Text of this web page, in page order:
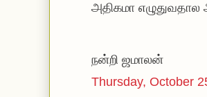
அதிகமா எழுதுவதால
நன்றி ஜமாலன்
Thursday, October